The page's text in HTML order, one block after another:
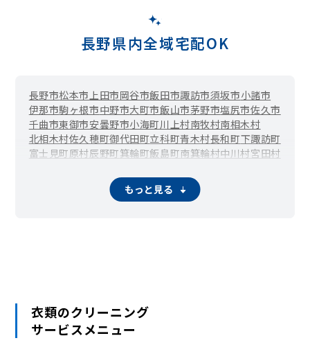
長野県内全域宅配OK
長野市松本市 上田市岡谷市飯田市諏訪市須坂市小諸市
伊那市駒ヶ根市中野市大町市飯山市茅野市塩尻市佐久市
千曲市東御市安曇野市小海町川上村南牧村南相木村
北相木村佐久穂町御代田町立科町青木村長和町下諏訪町
富士見町原村辰野町箕輪町飯島町南箕輪村中川村宮田村
喬木村豊丘村大鹿村上松町
木曽町 麻績村生坂村 山形村
もっと見る
衣類のクリーニング
サービスメニュー